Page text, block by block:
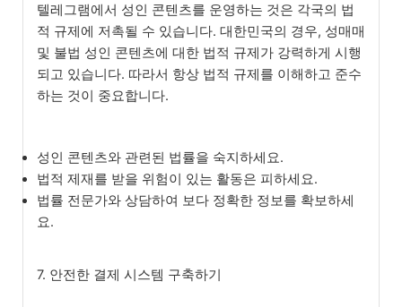
텔레그램에서 성인 콘텐츠를 운영하는 것은 각국의 법
적 규제에 저촉될 수 있습니다. 대한민국의 경우, 성매매
및 불법 성인 콘텐츠에 대한 법적 규제가 강력하게 시행
되고 있습니다. 따라서 항상 법적 규제를 이해하고 준수
하는 것이 중요합니다.
성인 콘텐츠와 관련된 법률을 숙지하세요.
법적 제재를 받을 위험이 있는 활동은 피하세요.
법률 전문가와 상담하여 보다 정확한 정보를 확보하세
요.
7. 안전한 결제 시스템 구축하기